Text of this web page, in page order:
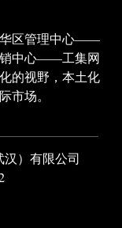
华区管理中心——
销中心——工集网
的视野，本土化
市场。
汉）有限公司